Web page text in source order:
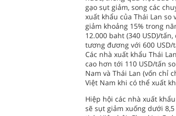
gạo sụt giảm, song các
xuất khẩu của Thái Lan so
giảm khoảng 15% trong
12.000 baht (340 USD)/
tương đương với 600 USD/
Các nhà xuất khẩu Thái
cao hơn tới 110 USD/tấn
Nam và Thái Lan (vốn chỉ
Việt Nam khi có thể xuất
Hiệp hội các nhà xuất
sẽ sụt giảm xuống dưới